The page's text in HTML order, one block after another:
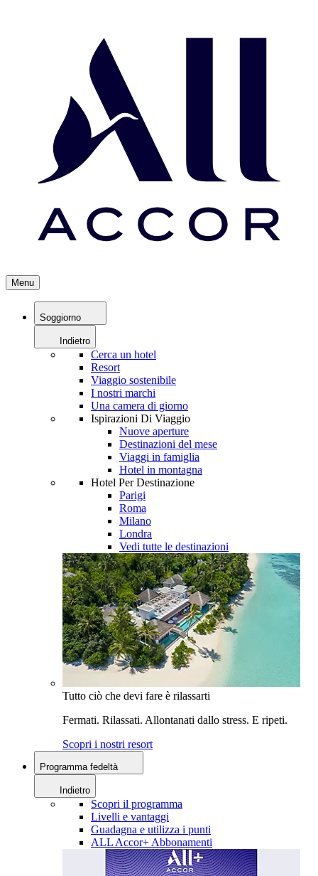
Menu
Soggiorno
Indietro
Cerca un hotel
Resort
Viaggio sostenibile
I nostri marchi
Una camera di giorno
Ispirazioni Di Viaggio
Nuove aperture
Destinazioni del mese
Viaggi in famiglia
Hotel in montagna
Hotel Per Destinazione
Parigi
Roma
Milano
Londra
Vedi tutte le destinazioni
Tutto ciò che devi fare è rilassarti
Fermati. Rilassati. Allontanati dallo stress. E ripeti.
Scopri i nostri resort
Programma fedeltà
Indietro
Scopri il programma
Livelli e vantaggi
Guadagna e utilizza i punti
ALL Accor+ Abbonamenti